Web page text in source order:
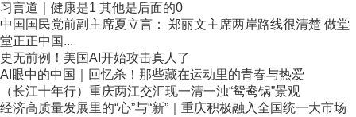
习言道｜健康是1 其他是后面的0
中国国民党前副主席夏立言： 郑丽文主席两岸路线很清楚 做堂
堂正正中国...
史无前例！美国AI开始攻击真人了
AI眼中的中国｜回忆杀！那些藏在运动里的青春与热爱
（长江十年行）重庆两江交汇现一清一浊“鸳鸯锅”景观
经济高质量发展里的“心”与“新”｜重庆积极融入全国统一大市场